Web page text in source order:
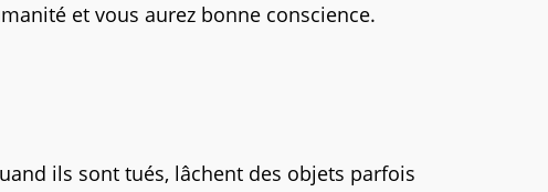
et vous aurez bonne conscience.
ils sont tués, lâchent des objets parfois